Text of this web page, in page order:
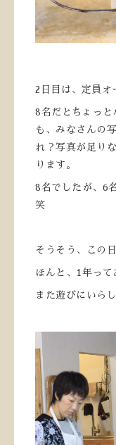
2日目は、定員オ
8名だとちょっと
も、みなさんの
れ？写真が足り
ります。
8名でしたが、6
笑
そうそう、この
ほんと、1年って
また遊びにいら